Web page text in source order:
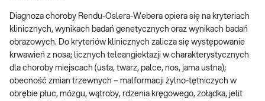
Diagnoza choroby Rendu-Oslera-Webera opiera się na kryteriach
klinicznych, wynikach badań genetycznych oraz wynikach badań
obrazowych. Do kryteriów klinicznych zalicza się występowanie
krwawień z nosa; licznych teleangiektazji w charakterystycznych
dla choroby miejscach (usta, twarz, palce, nos, jama ustna);
obecność zmian trzewnych – malformacji żylno-tętniczych w
obrębie płuc, mózgu, wątroby, rdzenia kręgowego, żołądka, jelit